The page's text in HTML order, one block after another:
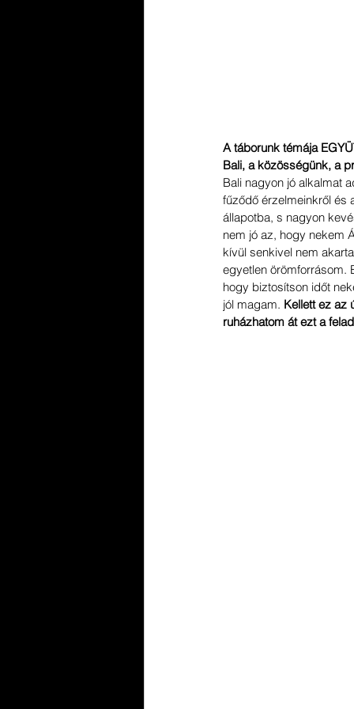
A táborunk témája
Bali, a közösségünk, a
Bali nagyon jó alkalmat
fűződő érzelmeinkről és
állapotba, s nagyon
nem jó az, hogy nekem
kívül senkivel nem
egyetlen örömforrásom.
hogy biztosítson időt
jól magam. Kellett ez az
ruházhatom át ezt a